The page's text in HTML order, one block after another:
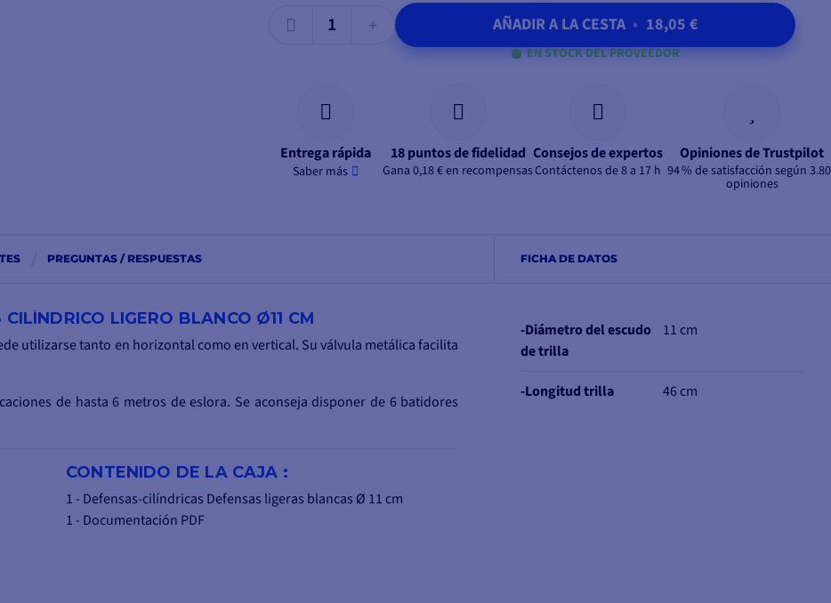
AÑADIR A LA CESTA • 18,05 €
EN STOCK DEL PROVEEDOR
Entrega rápida
Saber más
18 puntos de fidelidad
Gana 0,18 € en recompensas
Consejos de expertos
Contáctenos de 8 a 17 h
Opiniones de Trustpilot
94 % de satisfacción según
opiniones
FICHA DE DATOS
-Diámetro del escudo
de trilla
11 cm
-Longitud trilla 46 cm
PREGUNTAS / RESPUESTAS
LIGERO BLANCO Ø11 CM
utilizarse tanto en horizontal como en vertical. Su válvula metálica facilita
de hasta 6 metros de eslora. Se aconseja disponer de 6 batidores
CONTENIDO DE LA CAJA :
1 - Defensas-cilíndricas Defensas ligeras blancas Ø 11 cm
1 - Documentación PDF